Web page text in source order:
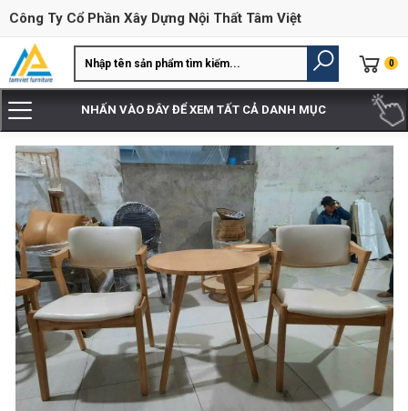
Công Ty Cổ Phần Xây Dựng Nội Thất Tâm Việt
0
NHẤN VÀO ĐÂY ĐỂ XEM TẤT CẢ DANH MỤC